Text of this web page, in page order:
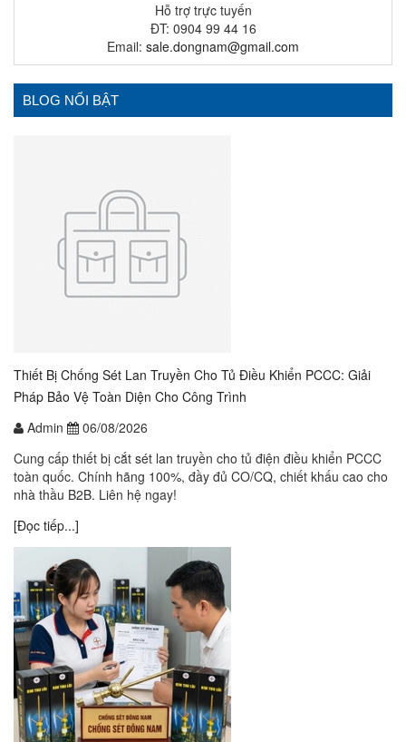
Hỗ trợ trực tuyến
ĐT: 0904 99 44 16
Email: sale.dongnam@gmail.com
BLOG NỔI BẬT
Thiết Bị Chống Sét Lan Truyền Cho Tủ Điều Khiển PCCC: Giải
Pháp Bảo Vệ Toàn Diện Cho Công Trình
Admin
06/08/2026
Cung cấp thiết bị cắt sét lan truyền cho tủ điện điều khiển PCCC
toàn quốc. Chính hãng 100%, đầy đủ CO/CQ, chiết khấu cao cho
nhà thầu B2B. Liên hệ ngay!
[Đọc tiếp...]